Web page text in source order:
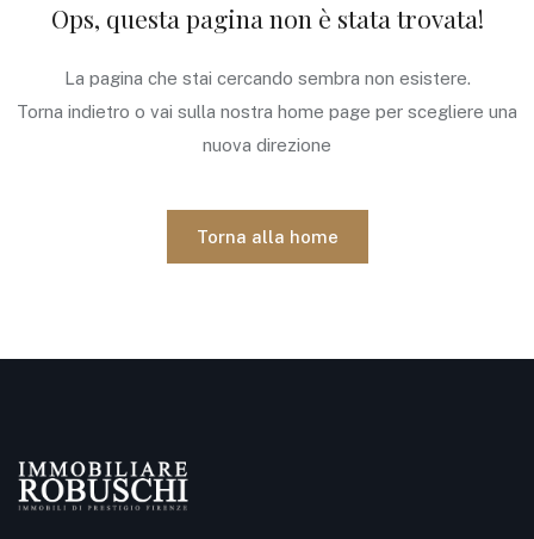
Ops, questa pagina non è stata trovata!
La pagina che stai cercando sembra non esistere.
Torna indietro o vai sulla nostra home page per scegliere una
nuova direzione
Torna alla home